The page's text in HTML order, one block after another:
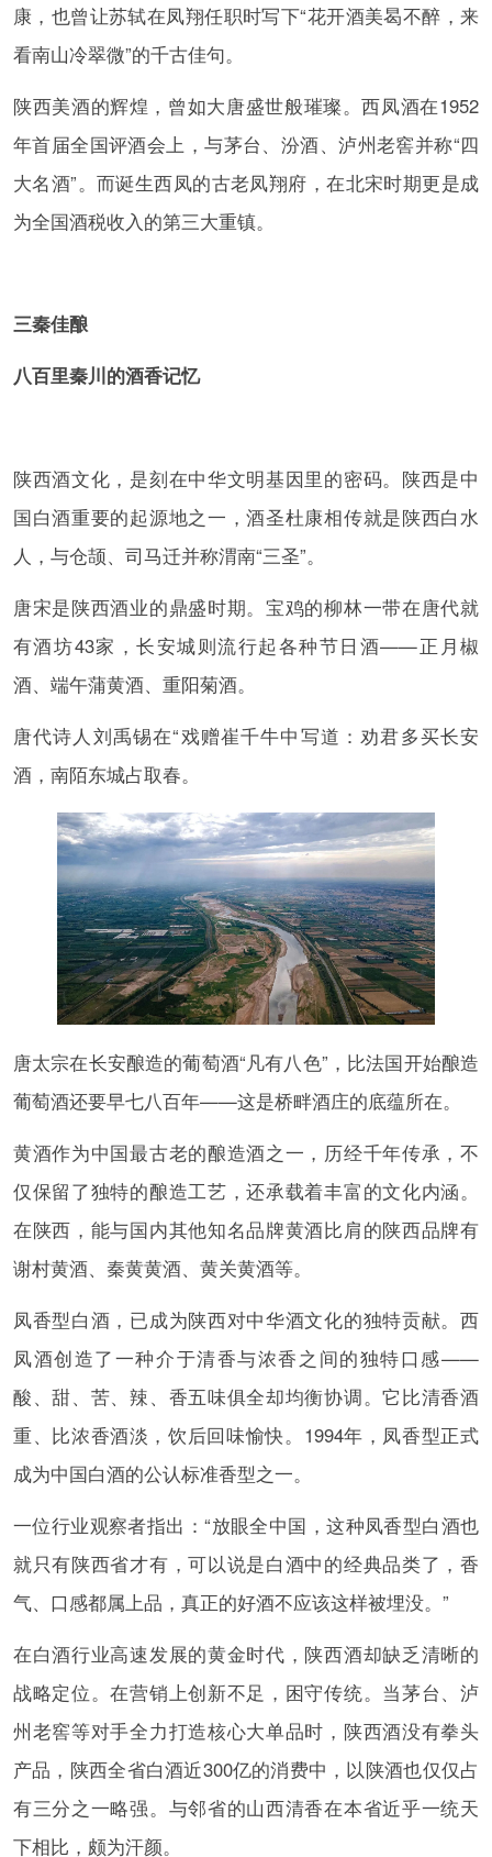
康，也曾让苏轼在凤翔任职时写下“花开酒美曷不醉，来
看南山冷翠微”的千古佳句。
陕西美酒的辉煌，曾如大唐盛世般璀璨。西凤酒在1952
年首届全国评酒会上，与茅台、汾酒、泸州老窖并称“四
大名酒”。而诞生西凤的古老凤翔府，在北宋时期更是成
为全国酒税收入的第三大重镇。
三秦佳酿
八百里秦川的酒香记忆
陕西酒文化，是刻在中华文明基因里的密码。陕西是中
国白酒重要的起源地之一，酒圣杜康相传就是陕西白水
人，与仓颉、司马迁并称渭南“三圣”。
唐宋是陕西酒业的鼎盛时期。宝鸡的柳林一带在唐代就
有酒坊43家，长安城则流行起各种节日酒——正月椒
酒、端午蒲黄酒、重阳菊酒。
唐代诗人刘禹锡在“戏赠崔千牛中写道：劝君多买长安
酒，南陌东城占取春。
唐太宗在长安酿造的葡萄酒“凡有八色”，比法国开始酿造
葡萄酒还要早七八百年——这是桥畔酒庄的底蕴所在。
黄酒作为中国最古老的酿造酒之一，历经千年传承，不
仅保留了独特的酿造工艺，还承载着丰富的文化内涵。
在陕西，能与国内其他知名品牌黄酒比肩的陕西品牌有
谢村黄酒、秦黄黄酒、黄关黄酒等。
凤香型白酒，已成为陕西对中华酒文化的独特贡献。西
凤酒创造了一种介于清香与浓香之间的独特口感——
酸、甜、苦、辣、香五味俱全却均衡协调。它比清香酒
重、比浓香酒淡，饮后回味愉快。1994年，凤香型正式
成为中国白酒的公认标准香型之一。
一位行业观察者指出：“放眼全中国，这种凤香型白酒也
就只有陕西省才有，可以说是白酒中的经典品类了，香
气、口感都属上品，真正的好酒不应该这样被埋没。”
在白酒行业高速发展的黄金时代，陕西酒却缺乏清晰的
战略定位。在营销上创新不足，困守传统。当茅台、泸
州老窖等对手全力打造核心大单品时，陕西酒没有拳头
产品，陕西全省白酒近300亿的消费中，以陕酒也仅仅占
有三分之一略强。与邻省的山西清香在本省近乎一统天
下相比，颇为汗颜。